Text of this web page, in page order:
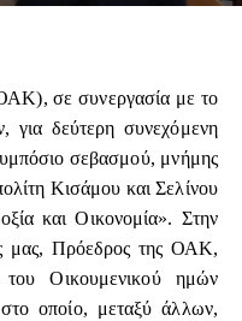
σε συνεργασία με το
για δεύτερη συνεχόμενη
σεβασμού, μνήμης
Κισάμου και Σελίνου
και Οικονομία». Στην
μας, Πρόεδρος της ΟΑΚ,
Οικουμενικού ημών
οποίο, μεταξύ άλλων,